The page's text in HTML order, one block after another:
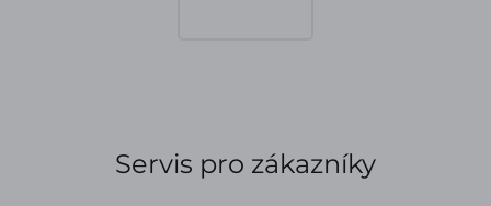
Servis pro zákazníky